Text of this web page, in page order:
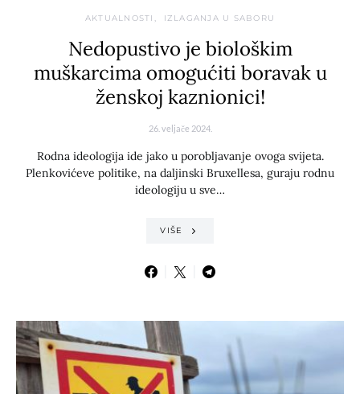
AKTUALNOSTI IZLAGANJA U SABORU
Nedopustivo je biološkim
muškarcima omogućiti boravak u
ženskoj kaznionici!
26. veljače 2024.
Rodna ideologija ide jako u porobljavanje ovoga svijeta.
Plenkovićeve politike, na daljinski Bruxellesa, guraju rodnu
ideologiju u sve…
VIŠE